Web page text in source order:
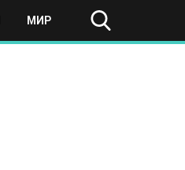
МИР